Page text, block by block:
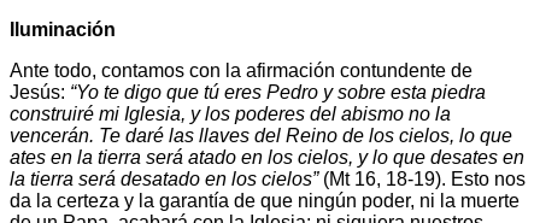
Iluminación
Ante todo, contamos con la afirmación contundente de
Jesús: “Yo te digo que tú eres Pedro y sobre esta piedra
construiré mi Iglesia, y los poderes del abismo no la
vencerán. Te daré las llaves del Reino de los cielos, lo que
ates en la tierra será atado en los cielos, y lo que desates en
la tierra será desatado en los cielos” (Mt 16, 18-19). Esto nos
da la certeza y la garantía de que ningún poder, ni la muerte